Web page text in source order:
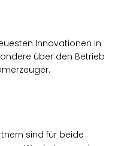
Innovationen in
über den Betrieb
sind für beide